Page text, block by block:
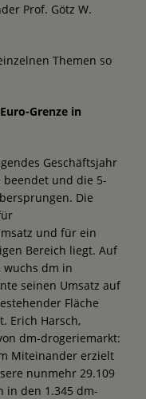
Prof. Götz W.
Themen so
Grenze in
Geschäftsjahr
und die 5-
Die
und für ein
Bereich liegt. Auf
wuchs dm in
seinen Umsatz auf
Fläche
Erich Harsch,
dm-drogeriemarkt:
Miteinander erzielt
nunmehr 29.109
in den 1.345 dm-